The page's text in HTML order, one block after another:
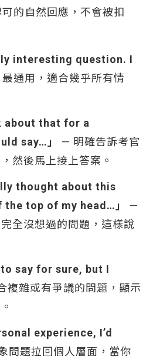
的自然回應，不會被扣
interesting question. I
通用，適合幾乎所有情
about that for a
say…」
— 明確告訴考官
然後馬上接上答案。
thought about this
top of my head…」
—
全沒想過的問題，這樣說
to say for sure, but I
複雜或有爭議的問題，顯示
experience, I’d
問題拉回個人層面，當你